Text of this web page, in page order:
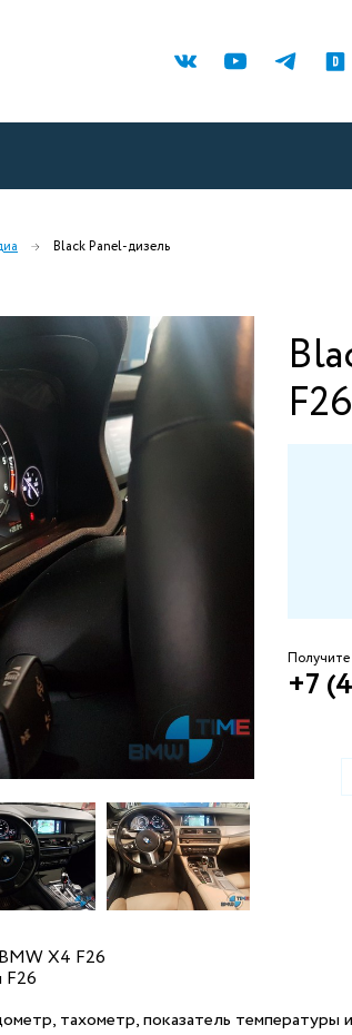
Black Panel-дизель
F26
Получите
+7
X4 F26
F26
тахометр, показатель температуры